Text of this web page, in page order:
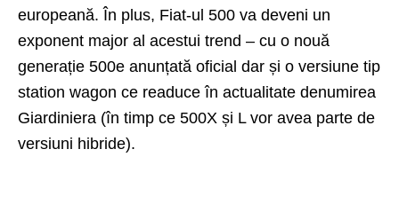
europeană. În plus, Fiat-ul 500 va deveni un
exponent major al acestui trend – cu o nouă
generație 500e anunțată oficial dar și o versiune tip
station wagon ce readuce în actualitate denumirea
Giardiniera (în timp ce 500X și L vor avea parte de
versiuni hibride).